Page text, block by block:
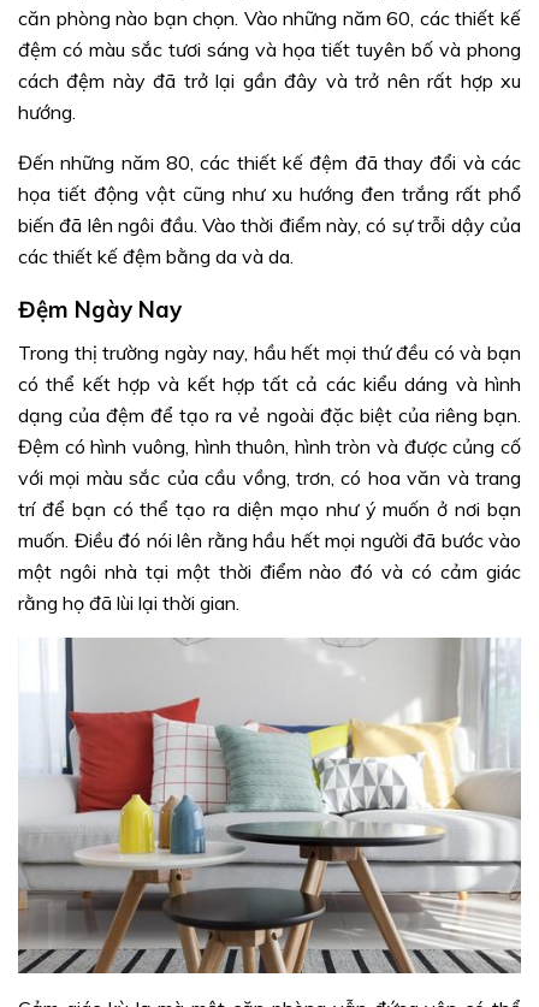
căn phòng nào bạn chọn. Vào những năm 60, các thiết kế
đệm có màu sắc tươi sáng và họa tiết tuyên bố và phong
cách đệm này đã trở lại gần đây và trở nên rất hợp xu
hướng.
Đến những năm 80, các thiết kế đệm đã thay đổi và các
họa tiết động vật cũng như xu hướng đen trắng rất phổ
biến đã lên ngôi đầu. Vào thời điểm này, có sự trỗi dậy của
các thiết kế đệm bằng da và da.
Đệm Ngày Nay
Trong thị trường ngày nay, hầu hết mọi thứ đều có và bạn
có thể kết hợp và kết hợp tất cả các kiểu dáng và hình
dạng của đệm để tạo ra vẻ ngoài đặc biệt của riêng bạn.
Đệm có hình vuông, hình thuôn, hình tròn và được củng cố
với mọi màu sắc của cầu vồng, trơn, có hoa văn và trang
trí để bạn có thể tạo ra diện mạo như ý muốn ở nơi bạn
muốn. Điều đó nói lên rằng hầu hết mọi người đã bước vào
một ngôi nhà tại một thời điểm nào đó và có cảm giác
rằng họ đã lùi lại thời gian.